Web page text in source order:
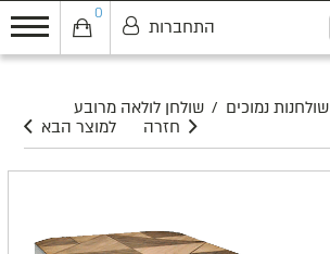
0
התחברות
שולחנות נמוכים / שולחן לולאה מרובע
למוצר הבא
חזרה